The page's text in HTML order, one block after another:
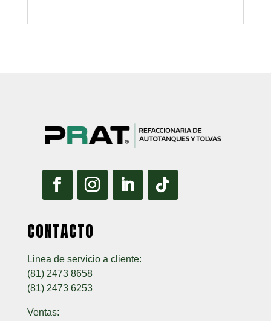
CONTACTO
Linea de servicio a cliente:
(81) 2473 8658
(81) 2473 6253
Ventas: